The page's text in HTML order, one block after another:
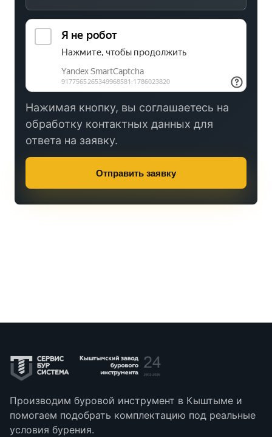
Нажимая кнопку, вы соглашаетесь на
обработку контактных данных для
ответа на заявку.
Отправить заявку
Производим буровой инструмент в Кыштыме и
помогаем подобрать комплектацию под реальные
условия бурения.